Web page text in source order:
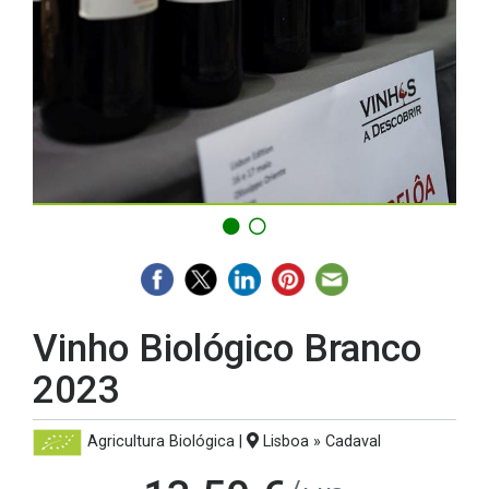
Vinho Biológico Branco
2023
Agricultura Biológica| Lisboa » Cadaval